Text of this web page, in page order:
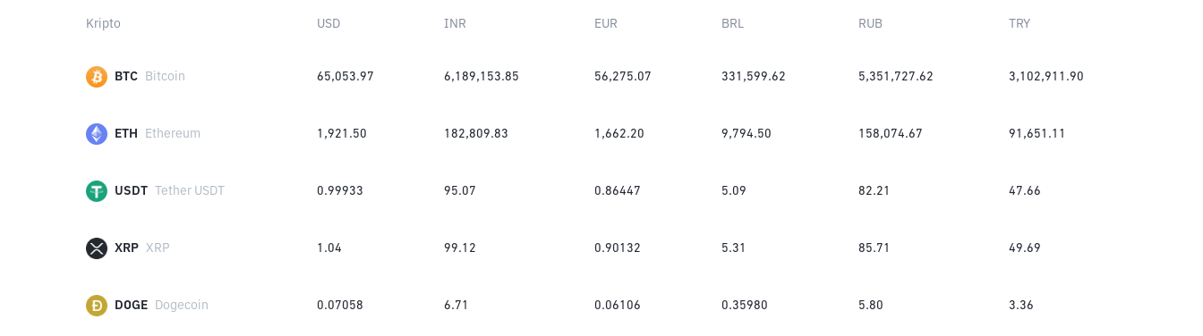
Kripto USD INR EUR BRL RUB TRY
BTC Bitcoin 65,053.97 6,189,153.85 56,275.07 331,599.62 5,351,727.62 3,102,911.90
ETH Ethereum 1,921.50 182,809.83 1,662.20 9,794.50 158,074.67 91,651.11
USDT Tether USDT 0.99933 95.07 0.86447 5.09 82.21 47.66
XRP XRP 1.04 99.12 0.90132 5.31 85.71 49.69
DOGE Dogecoin 0.07058 6.71 0.06106 0.35980 5.80 3.36